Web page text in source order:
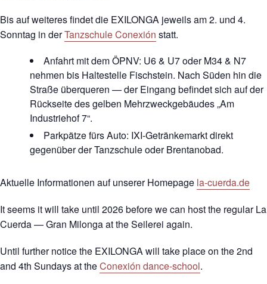
Bis auf weiteres findet die EXILONGA jeweils am 2. und 4.
Sonntag in derTanzschule Conexión statt.
Anfahrt mit dem ÖPNV: U6 & U7 oder M34 & N7
nehmen bis Haltestelle Fischstein. Nach Süden hin die
Straße überqueren — der Eingang befindet sich auf der
Rückseite des gelben Mehrzweckgebäudes „Am
Industriehof 7“.
Parkpätze fürs Auto: IXI-Getränkemarkt direkt
gegenüber der Tanzschule oder Brentanobad.
Aktuelle Informationen auf unserer Homepage la-cuerda.de
It seems it will take until 2026 before we can host the regular La
Cuerda — Gran Milonga at the Seilerei again.
Until further notice the EXILONGA will take place on the 2nd
and 4th Sundays at theConexión dance-school.